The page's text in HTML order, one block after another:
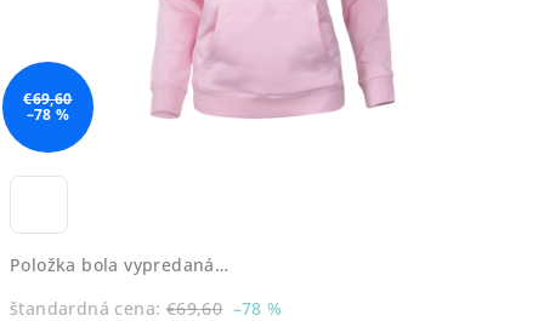
Položka bola vypredaná…
štandardná cena: €69,60 –78 %
€69,60
–78 %